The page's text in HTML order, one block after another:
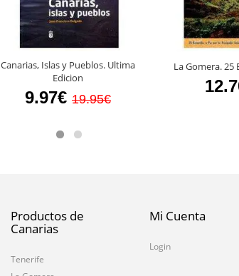
Canarias, Islas y Pueblos. Ultima
Edicion
9.97€ 19.95€
La Gomera. 25
Productos de
Canarias
Tenerife
Mi Cuenta
Login